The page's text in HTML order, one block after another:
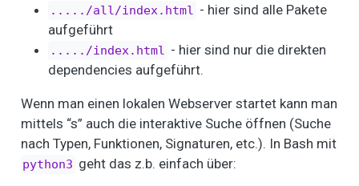
...../all/index.html - hier sind alle Pakete
aufgeführt
...../index.html - hier sind nur die direkten
dependencies aufgeführt.
Wenn man einen lokalen Webserver startet kann man
mittels “s” auch die interaktive Suche öffnen (Suche
nach Typen, Funktionen, Signaturen, etc.). In Bash mit
python3 geht das z.b. einfach über: